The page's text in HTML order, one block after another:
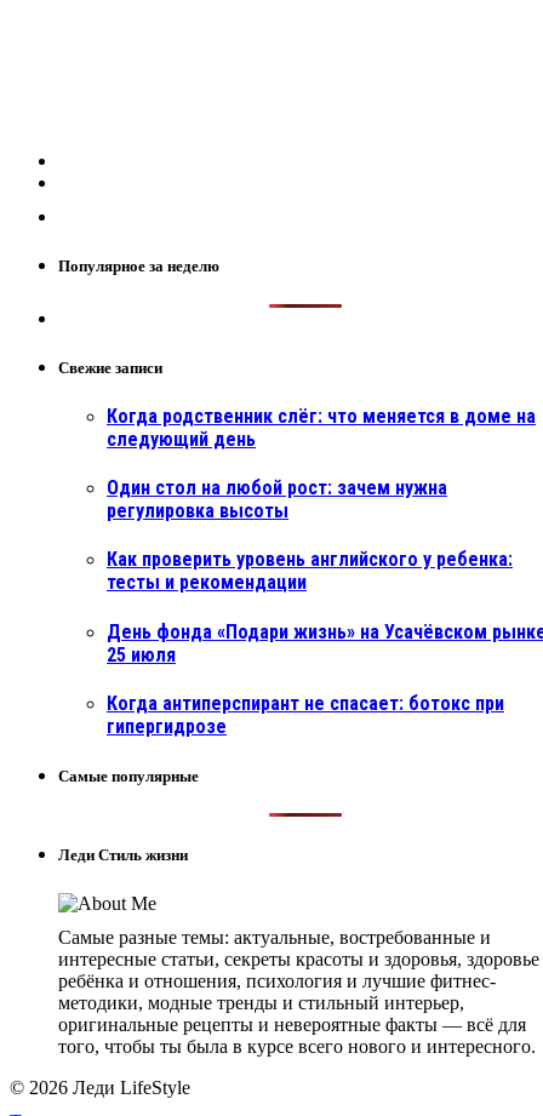
Популярное за неделю
Свежие записи
Когда родственник слёг: что меняется в доме на
следующий день
Один стол на любой рост: зачем нужна
регулировка высоты
Как проверить уровень английского у ребенка:
тесты и рекомендации
День фонда «Подари жизнь» на Усачёвском
25 июля
Когда антиперспирант не спасает: ботокс при
гипергидрозе
Самые популярные
Леди Стиль жизни
Самые разные темы: актуальные, востребованные и
интересные статьи, секреты красоты и здоровья, здоровье
ребёнка и отношения, психология и лучшие фитнес-
методики, модные тренды и стильный интерьер,
оригинальные рецепты и невероятные факты — всё для
того, чтобы ты была в курсе всего нового и интересного.
© 2026 Леди LifeStyle